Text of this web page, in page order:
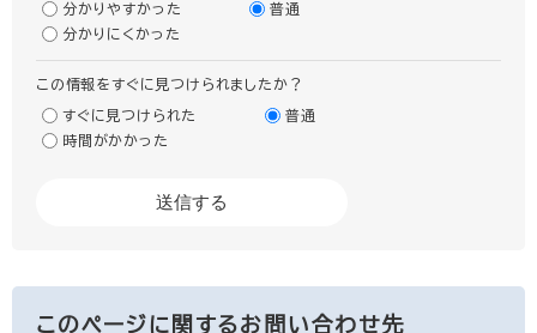
分かりやすかった
普通
分かりにくかった
この情報をすぐに見つけられましたか？
すぐに見つけられた
普通
時間がかかった
このページに関するお問い合わせ先